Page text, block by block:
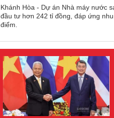
Khánh Hòa - Dự án Nhà máy nước
đầu tư hơn 242 tỉ đồng, đáp ứng
điểm.